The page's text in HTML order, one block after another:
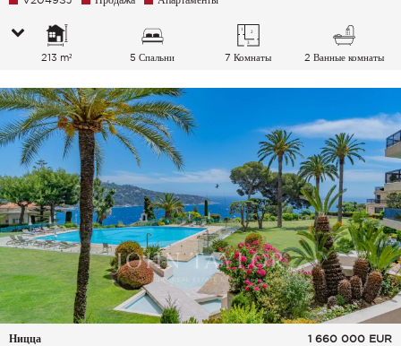
213 m² 5 Спальни 7 Комнаты 2 Ванные комнаты
Ницца
1 660 000 EUR